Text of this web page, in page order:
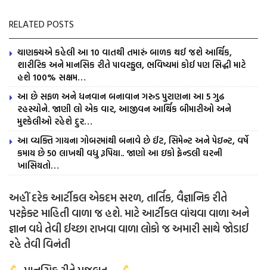
RELATED POSTS
ચાણક્યએ કહેલી આ 10 વાતથી તમારું બાળક થઈ જશે આર્થિક,
શારીરિક અને માનસિક રીતે પાવરફુલ, ભવિષ્યમાં કોઈ પણ સિદ્ધી માટે
હશે 100% સક્ષમ…
આ છે સફળ અને ધનવાન બનાવાન ગરુડ પુરાણના આ 5 ગુઢ
રહસ્યોને. જાણી લો એક વાર, આજીવન આર્થિક બીમારીઓ અને
મુશ્કેલીઓ રહેશે દુર…
આ વ્યક્તિ ગાયના ગોબરમાંથી બનાવે છે ઈંટ, સિમેન્ટ અને પેઇન્ટ, વર્ષે
કમાય છે 50 લાખથી વધુ રૂપિયા.. જાણો આ ઇકો ફ્રેન્ડલી ઘરની
ખાસિયતો…
અહીં દરેક આર્ટીકલ એકદમ સરળ, તાર્તિક, વૈજ્ઞાનિક રીતે
પરફેક્ટ માહિતી વાળા જ હશે. માટે આર્ટીકલ વાંચવા વાળા અને
જ્ઞાન વધે તેવી ઈચ્છા રાખવા વાળા લોકો જ અમારી સાથે જોડાઈ
રહે તેવી વિનંતી